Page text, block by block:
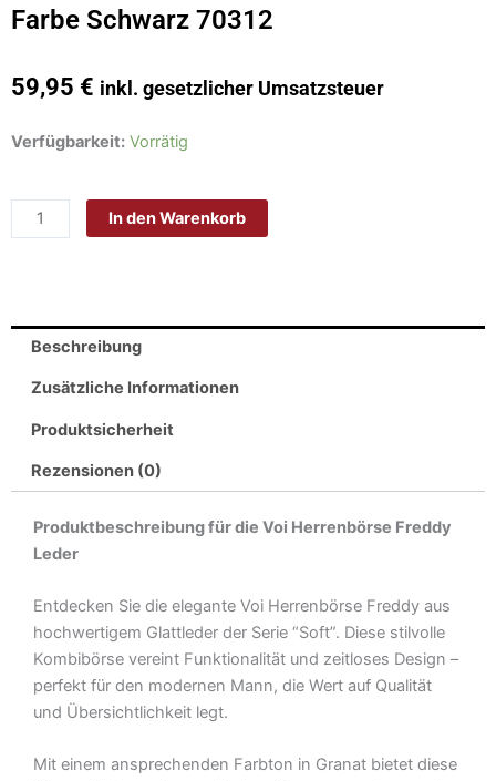
Farbe Schwarz 70312
59,95 € inkl. gesetzlicher Umsatzsteuer
Verfügbarkeit: Vorrätig
VOi
Leder
70312
Menge
In den Warenkorb
Beschreibung
Zusätzliche Informationen
Produktsicherheit
Rezensionen (0)
Produktbeschreibung für die Voi Herrenbörse Freddy
Leder
Entdecken Sie die elegante Voi Herrenbörse Freddy aus
hochwertigem Glattleder der Serie “Soft”. Diese stilvolle
Kombibörse vereint Funktionalität und zeitloses Design –
perfekt für den modernen Mann, die Wert auf Qualität
und Übersichtlichkeit legt.
Mit einem ansprechenden Farbton in Granat bietet diese